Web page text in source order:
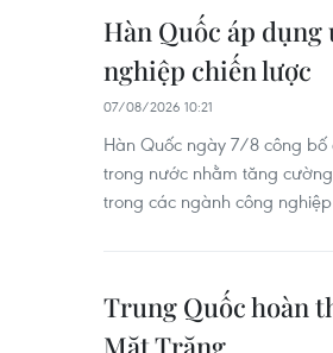
Hàn Quốc áp
nghiệp chiến lược
07/08/2026 10:21
Hàn Quốc ngày 7/8 công bố
trong nước nhằm tăng
trong các ngành công
Trung Quốc hoàn
Mặt Trăng